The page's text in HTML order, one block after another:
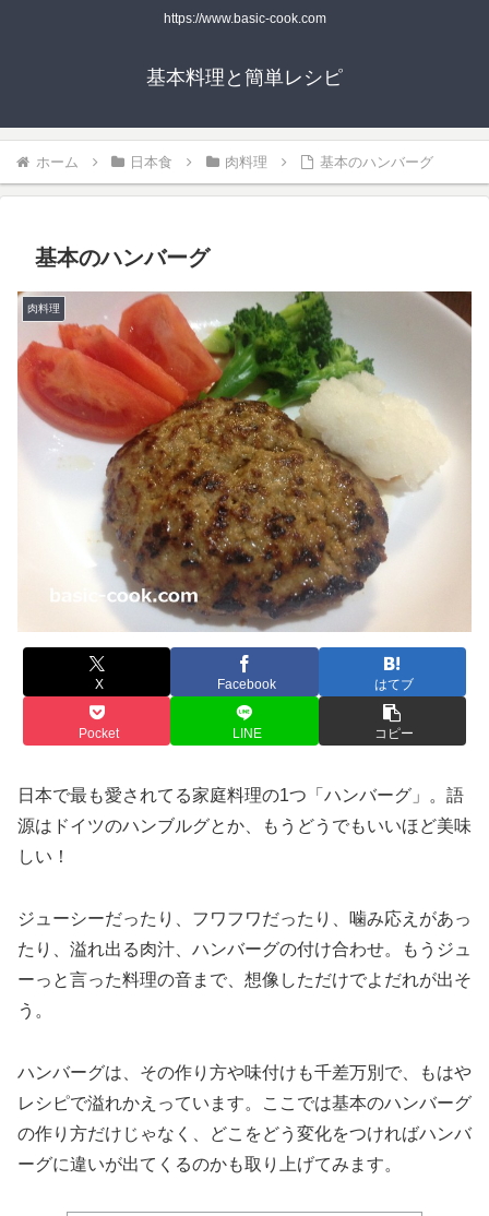
https://www.basic-cook.com
基本料理と簡単レシピ
ホーム 日本食 肉料理 基本のハンバーグ
基本のハンバーグ
肉料理
X Facebook はてブ
Pocket LINE コピー
日本で最も愛されてる家庭料理の1つ「ハンバーグ」。語
源はドイツのハンブルグとか、もうどうでもいいほど美味
しい！
ジューシーだったり、フワフワだったり、噛み応えがあっ
たり、溢れ出る肉汁、ハンバーグの付け合わせ。もうジュ
ーっと言った料理の音まで、想像しただけでよだれが出そ
う。
ハンバーグは、その作り方や味付けも千差万別で、もはや
レシピで溢れかえっています。ここでは基本のハンバーグ
の作り方だけじゃなく、どこをどう変化をつければハンバ
ーグに違いが出てくるのかも取り上げてみます。